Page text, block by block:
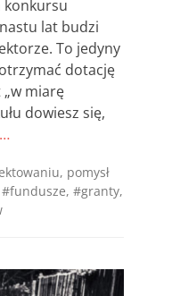
konkursu
lat budzi
To jedyny
dotację
„w miarę
dowiesz się,
, pomysł
#fundusze, #granty,